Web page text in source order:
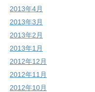
2013年4月
2013年3月
2013年2月
2013年1月
2012年12月
2012年11月
2012年10月